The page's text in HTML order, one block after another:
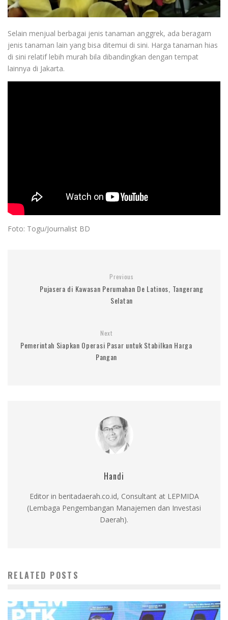
Selain menjual berbagai jenis tanaman anggrek, ada beragam
jenis tanaman lain yang bisa ditemui di sini. Harga tanaman hias
di sini relatif lebih murah bila dibandingkan dengan tempat
lainnya di Jakarta.
Foto: Togu/Journalist BD
Previous
Pujasera di Kawasan Perumahan De Latinos, Tangerang
Selatan
Next
Pemerintah Siapkan Operasi Pasar untuk Stabilkan Harga
Pangan
Handi
Editor in beritadaerah.co.id, Consultant at LEPMIDA
(Lembaga Pengembangan Manajemen dan Investasi
Daerah).
RELATED POSTS